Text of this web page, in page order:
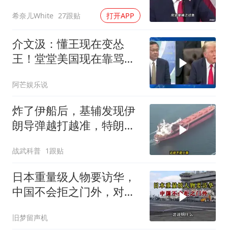
希奈儿White 27跟贴 打开APP
介文汲：懂王现在变怂
王！堂堂美国现在靠骂人
阿芒娱乐说
炸了伊船后，基辅发现伊
朗导弹越打越准，特朗普
战武科普 1跟贴
日本重量级人物要访华，
中国不会拒之门外，对日
旧梦留声机